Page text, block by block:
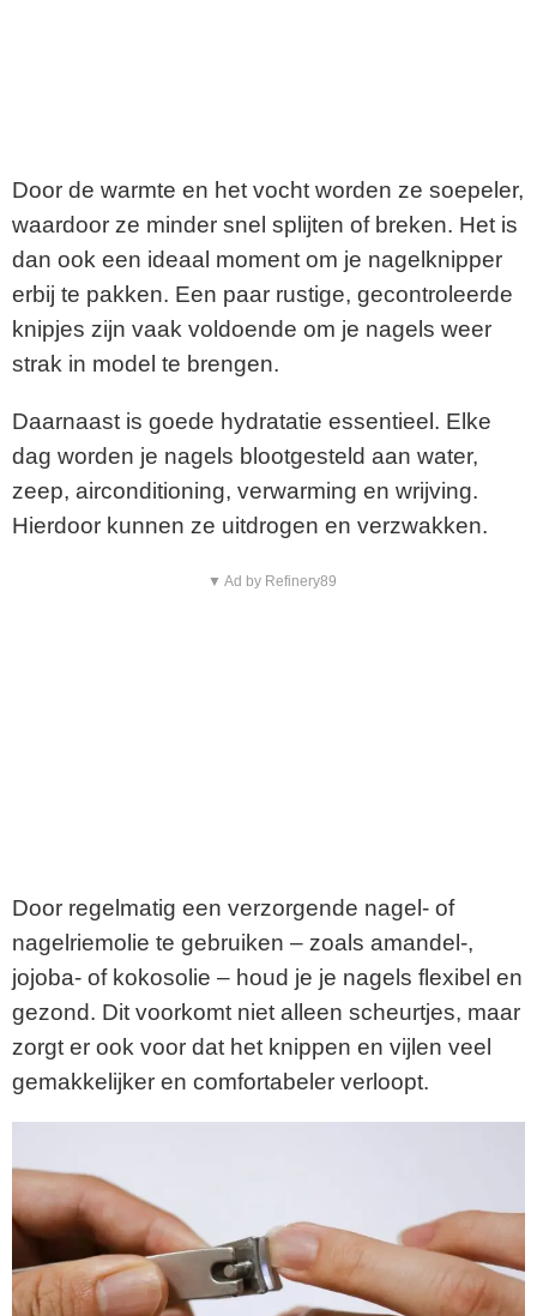
Door de warmte en het vocht worden ze soepeler,
waardoor ze minder snel splijten of breken. Het is
dan ook een ideaal moment om je nagelknipper
erbij te pakken. Een paar rustige, gecontroleerde
knipjes zijn vaak voldoende om je nagels weer
strak in model te brengen.
Daarnaast is goede hydratatie essentieel. Elke
dag worden je nagels blootgesteld aan water,
zeep, airconditioning, verwarming en wrijving.
Hierdoor kunnen ze uitdrogen en verzwakken.
▼ Ad by Refinery89
Door regelmatig een verzorgende nagel- of
nagelriemolie te gebruiken – zoals amandel-,
jojoba- of kokosolie – houd je je nagels flexibel en
gezond. Dit voorkomt niet alleen scheurtjes, maar
zorgt er ook voor dat het knippen en vijlen veel
gemakkelijker en comfortabeler verloopt.